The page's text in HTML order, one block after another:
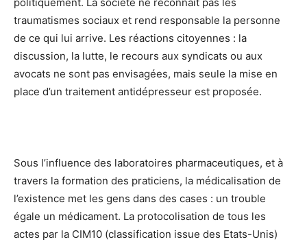
traumatismes sociaux et rend responsable la personne
de ce qui lui arrive. Les réactions citoyennes : la
discussion, la lutte, le recours aux syndicats ou aux
avocats ne sont pas envisagées, mais seule la mise en
place d’un traitement antidépresseur est proposée.
Sous l’influence des laboratoires pharmaceutiques, et à
travers la formation des praticiens, la médicalisation de
l’existence met les gens dans des cases : un trouble
égale un médicament. La protocolisation de tous les
actes par la CIM10 (classification issue des Etats-Unis)